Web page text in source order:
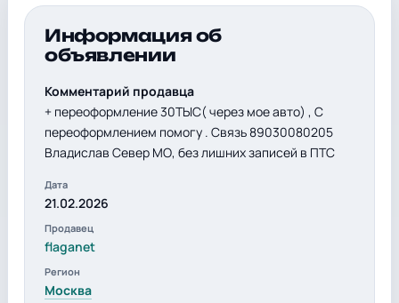
Информация об
объявлении
Комментарий продавца
+ переоформление 30ТЫС( через мое авто) , С
переоформлением помогу . Связь 89030080205
Владислав Север МО, без лишних записей в ПТС
Дата
21.02.2026
Продавец
flaganet
Регион
Москва